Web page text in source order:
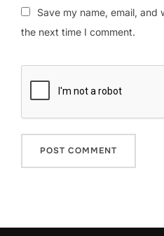
Save my name, email,
the next time I comment.